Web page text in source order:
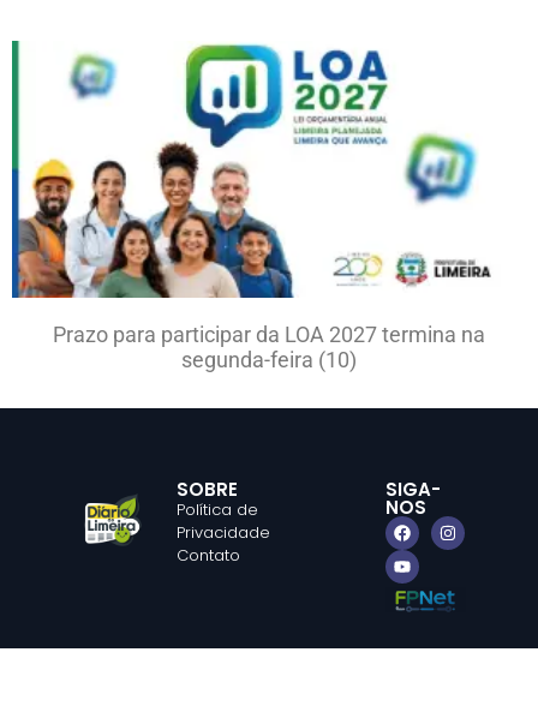
Prazo para participar da LOA 2027 termina na
segunda-feira (10)
SOBRE
Política de
Privacidade
Contato
SIGA-
NOS